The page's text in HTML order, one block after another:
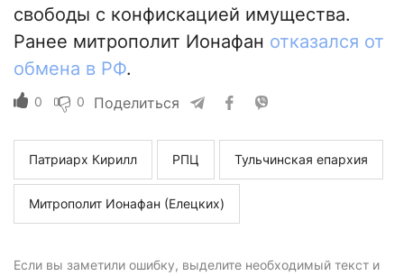
свободы с конфискацией имущества.
Ранее митрополит Ионафан отказался от
обмена в РФ.
0 0 Поделиться
Патриарх Кирилл РПЦ Тульчинская епархия
Митрополит Ионафан (Елецких)
Если вы заметили ошибку, выделите необходимый текст и